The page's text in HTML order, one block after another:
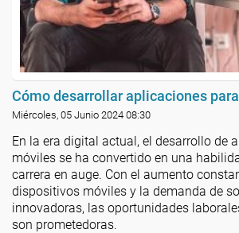
Cómo desarrollar aplicaciones
Miércoles, 05 Junio 2024 08:30
En la era digital actual, el desarrollo de
móviles se ha convertido en una
carrera en auge. Con el aumento
dispositivos móviles y la demanda de
innovadoras, las oportunidades
son prometedoras.